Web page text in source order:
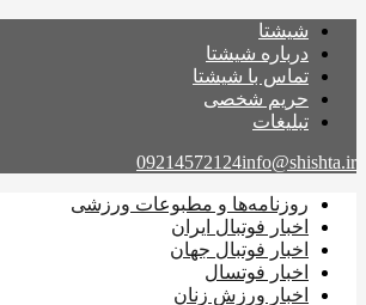
شیشتا
درباره شیشتا
تماس با شیشتا
حریم شخصی
تبلیغات
09214572124info@shishta.ir
روزنامه‌ها و مطبوعات ورزشی
اخبار فوتبال ایران
اخبار فوتبال جهان
اخبار فوتسال
اخبار ورزش زنان